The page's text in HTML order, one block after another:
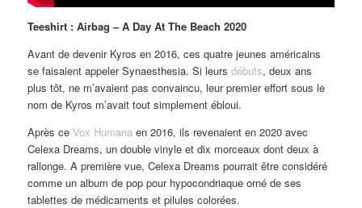
Teeshirt : Airbag – A Day At The Beach 2020
Avant de devenir Kyros en 2016, ces quatre jeunes américains
se faisaient appeler Synaesthesia. Si leursdébuts, deux ans
plus tôt, ne m’avaient pas convaincu, leur premier effort sous le
nom de Kyros m’avait tout simplement ébloui.
Après ceVox Humana en 2016, ils revenaient en 2020 avec
Celexa Dreams, un double vinyle et dix morceaux dont deux à
rallonge. A première vue, Celexa Dreams pourrait être considéré
comme un album de pop pour hypocondriaque orné de ses
tablettes de médicaments et pilules colorées.